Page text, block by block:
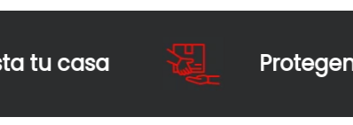
casa